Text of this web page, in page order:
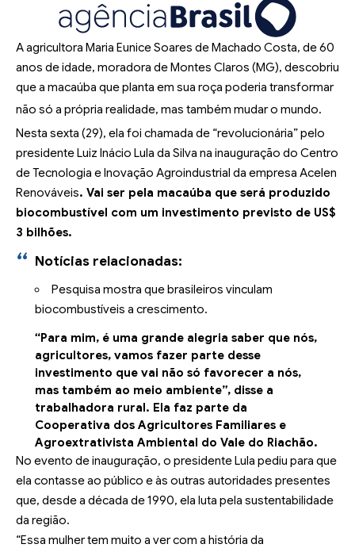
A agricultora Maria Eunice Soares de Machado Costa, de 60
anos de idade, moradora de Montes Claros (MG), descobriu
que a macaúba que planta em sua roça poderia transformar
não só a própria realidade, mas também mudar o mundo.
Nesta sexta (29), ela foi chamada de “revolucionária” pelo
presidente Luiz Inácio Lula da Silva na inauguração do Centro
de Tecnologia e Inovação Agroindustrial da empresa Acelen
Renováveis. Vai ser pela macaúba que será produzido
biocombustível com um investimento previsto de US$
3 bilhões.
Notícias relacionadas:
Pesquisa mostra que brasileiros vinculam
biocombustíveis a crescimento.
“Para mim, é uma grande alegria saber que nós,
agricultores, vamos fazer parte desse
investimento que vai não só favorecer a nós,
mas também ao meio ambiente”, disse a
trabalhadora rural. Ela faz parte da
Cooperativa dos Agricultores Familiares e
Agroextrativista Ambiental do Vale do Riachão.
No evento de inauguração, o presidente Lula pediu para que
ela contasse ao público e às outras autoridades presentes
que, desde a década de 1990, ela luta pela sustentabilidade
da região.
“Essa mulher tem muito a ver com a história da